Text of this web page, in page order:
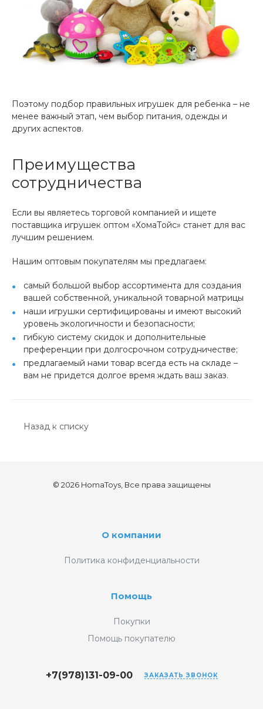
Поэтому подбор правильных игрушек для ребенка – не
менее важный этап, чем выбор питания, одежды и
других аспектов.
Преимущества
сотрудничества
Если вы являетесь торговой компанией и ищете
поставщика игрушек оптом «ХомаТойс» станет для вас
лучшим решением.
Нашим оптовым покупателям мы предлагаем:
самый большой выбор ассортимента для создания
вашей собственной, уникальной товарной матрицы
наши игрушки сертифицированы и имеют высокий
уровень экологичности и безопасности;
гибкую систему скидок и дополнительные
преференции при долгосрочном сотрудничестве;
предлагаемый нами товар всегда есть на складе –
вам не придется долгое время ждать ваш заказ.
Назад к списку
© 2026 HomaToys, Все права защищены
О компании
Политика конфиденциальности
Помощь
Покупки
Помощь покупателю
+7(978)131-09-00 ЗАКАЗАТЬ ЗВОНОК